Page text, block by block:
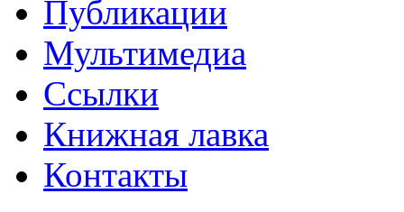
Публикации
Мультимедиа
Ссылки
Книжная лавка
Контакты